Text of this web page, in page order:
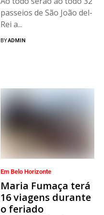
passeios de São João del-
Rei a...
BYADMIN
Em Belo Horizonte
Maria Fumaça terá
16 viagens durante
o feriado